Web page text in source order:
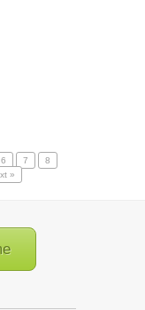
6 7
8
»